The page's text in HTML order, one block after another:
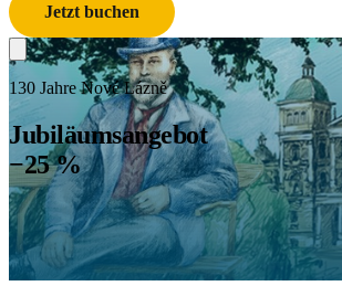
Jetzt buchen
130 Jahre Nové Lázně
Jubiläumsangebot
−25 %